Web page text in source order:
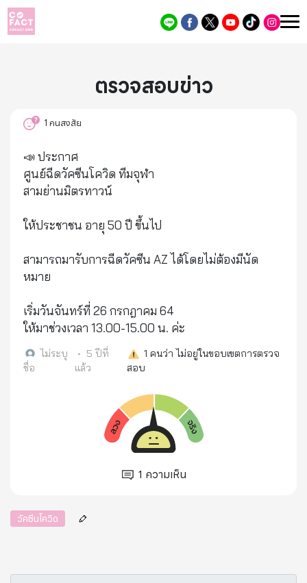
ตรวจสอบข่าว
1คนสงสัย
📣 ประกาศ
ศูนย์ฉีดวัคซีนโควิด ทีมจุฬา
สามย่านมิตรทาวน์
ให้ประชาชน อายุ 50 ปี ขึ้นไป
สามารถมารับการฉีดวัคซีน AZ ได้โดยไม่ต้องมีนัด
หมาย
เริ่มวันจันทร์ที่ 26 กรกฎาคม 64
ให้มาช่วงเวลา 13.00-15.00 น. ค่ะ
ไม่ระบุ
ชื่อ
• 5 ปีที่
แล้ว
1 คนว่า ไม่อยู่ในขอบเขตการตรวจ
สอบ
1 ความเห็น
วัคซีนโควิด